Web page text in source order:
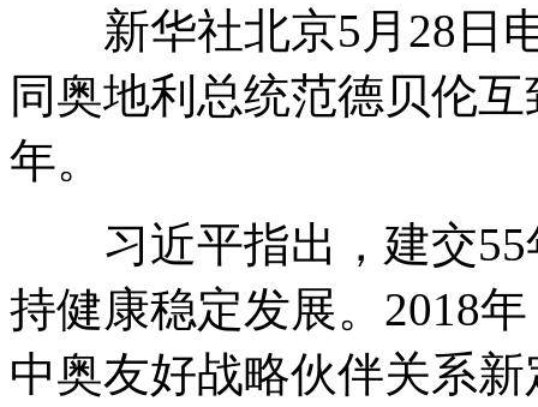
新华社北京5月28日
同奥地利总统范德贝伦
年。
习近平指出，建交55
持健康稳定发展。2018
中奥友好战略伙伴关系